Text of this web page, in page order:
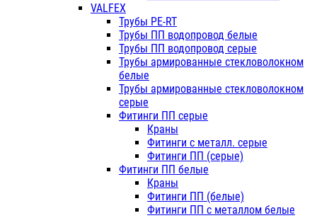
VALFEX
Трубы PE-RT
Трубы ПП водопровод белые
Трубы ПП водопровод серые
Трубы армированные стекловолокном
белые
Трубы армированные стекловолокном
серые
Фитинги ПП серые
Краны
Фитинги с металл. серые
Фитинги ПП (серые)
Фитинги ПП белые
Краны
Фитинги ПП (белые)
Фитинги ПП с металлом белые